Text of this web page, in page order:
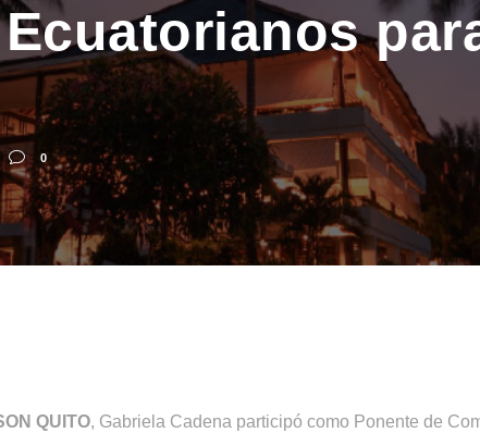
0
QUITO, Gabriela Cadena participó como Ponente de